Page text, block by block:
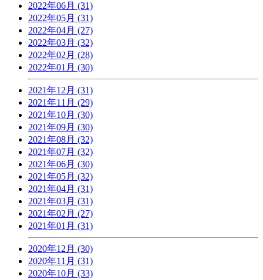
2022年06月 (31)
2022年05月 (31)
2022年04月 (27)
2022年03月 (32)
2022年02月 (28)
2022年01月 (30)
2021年12月 (31)
2021年11月 (29)
2021年10月 (30)
2021年09月 (30)
2021年08月 (32)
2021年07月 (32)
2021年06月 (30)
2021年05月 (32)
2021年04月 (31)
2021年03月 (31)
2021年02月 (27)
2021年01月 (31)
2020年12月 (30)
2020年11月 (31)
2020年10月 (33)